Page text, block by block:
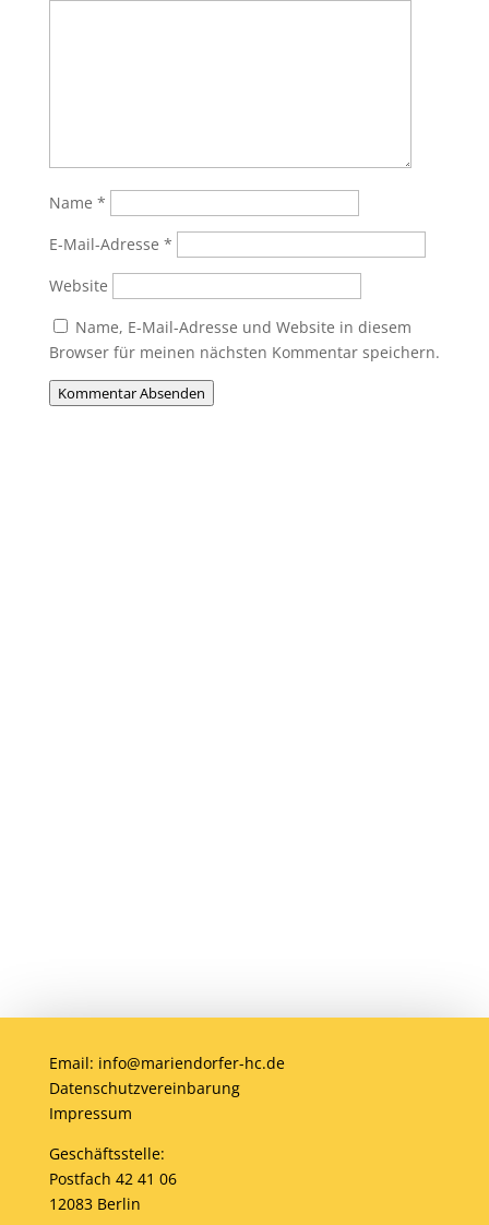
Name *
E-Mail-Adresse *
Website
Name, E-Mail-Adresse und Website in diesem
Browser für meinen nächsten Kommentar speichern.
Kommentar Absenden
Email: info@mariendorfer-hc.de
Datenschutzvereinbarung
Impressum
Geschäftsstelle:
Postfach 42 41 06
12083 Berlin